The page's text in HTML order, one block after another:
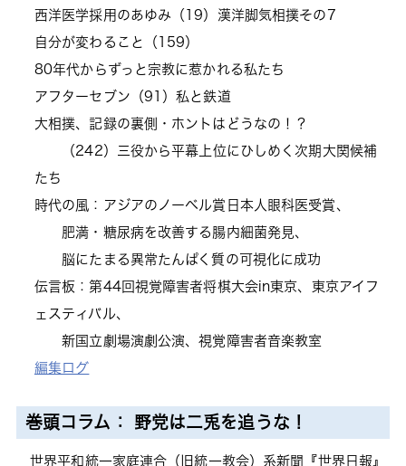
西洋医学採用のあゆみ（19）漢洋脚気相撲その7
自分が変わること（159）
80年代からずっと宗教に惹かれる私たち
アフターセブン（91）私と鉄道
大相撲、記録の裏側・ホントはどうなの！？
（242）三役から平幕上位にひしめく次期大関候補
たち
時代の風：アジアのノーベル賞日本人眼科医受賞、
肥満・糖尿病を改善する腸内細菌発見、
脳にたまる異常たんぱく質の可視化に成功
伝言板：第44回視覚障害者将棋大会in東京、東京アイフ
ェスティバル、
新国立劇場演劇公演、視覚障害者音楽教室
編集ログ
巻頭コラム： 野党は二兎を追うな！
世界平和統一家庭連合（旧統一教会）系新聞『世界日報』